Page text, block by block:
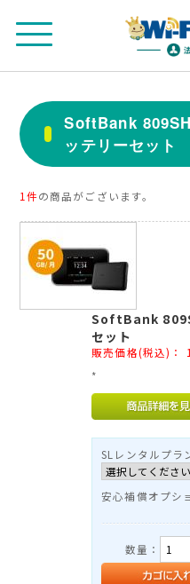
法人のお客
個人の方(クレ
お
TEL：03-3525-8351
平日 10:00-19:00 土日祝
東京都千代田区神田須田
SoftBank
ッテリーセット
1件の商品がございます。
SoftBank
セット
販売価格(税込)：
*
SLレンタルプラ
安心補償オプシ
数量：